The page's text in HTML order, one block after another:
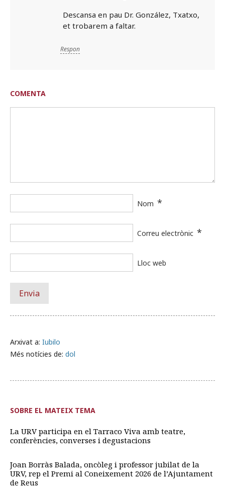
Arxivat a: Iubilo
Més notícies de: dol
Descansa en pau Dr. González, Txatxo,
et trobarem a faltar.
Respon
COMENTA
Nom *
Correu electrònic *
Lloc web
SOBRE EL MATEIX TEMA
La URV participa en el Tarraco Viva amb teatre,
conferències, converses i degustacions
Joan Borràs Balada, oncòleg i professor jubilat de la
URV, rep el Premi al Coneixement 2026 de l’Ajuntament
de Reus